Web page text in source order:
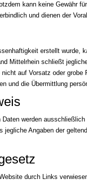
kann keine Gewähr
und dienen der
erstellt wurde,
Mittelrhein schließt
auf Vorsatz oder
und die Übermittlung
werden
Angaben der
durch Links